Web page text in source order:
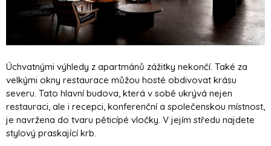
Úchvatnými výhledy z apartmánů zážitky nekončí. Také za
velkými okny restaurace můžou hosté obdivovat krásu
severu. Tato hlavní budova, která v sobě ukrývá nejen
restauraci, ale i recepci, konferenční a společenskou místnost,
je navržena do tvaru pěticípé vločky. V jejím středu najdete
stylový praskající krb.